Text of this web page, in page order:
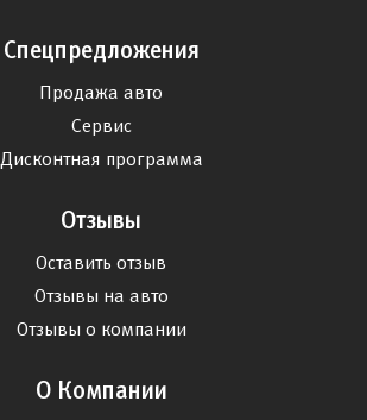
Спецпредложения
Продажа авто
Сервис
Дисконтная программа
Отзывы
Оставить отзыв
Отзывы на авто
Отзывы о компании
О Компании